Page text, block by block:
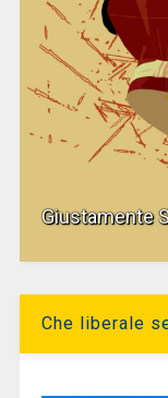
Giustamente
Che liberale